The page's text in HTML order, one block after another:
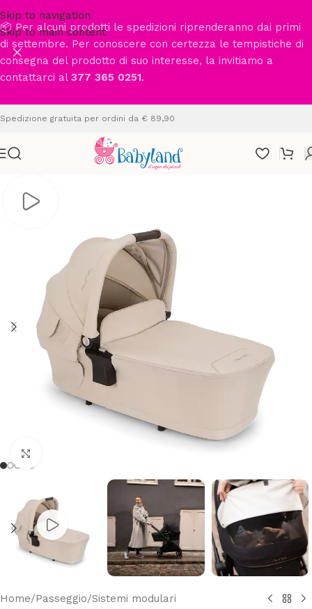
Skip to navigation
Skip to main content
📦 Per alcuni prodotti le spedizioni riprenderanno dai primi
di settembre. Per conoscere con certezza le tempistiche di
consegna del prodotto di suo interesse, la invitiamo a
contattarci al 377 365 0251.
Spedizione gratuita per ordini da € 89,90
Home/Passeggio/Sistemi modulari